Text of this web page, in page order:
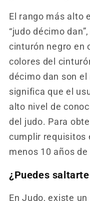
El rango más alto
“judo décimo
cinturón negro en
colores del
décimo dan son el
significa que el
alto nivel de
del judo. Para
cumplir requisitos
menos 10 años
¿Puedes
En Judo, existe